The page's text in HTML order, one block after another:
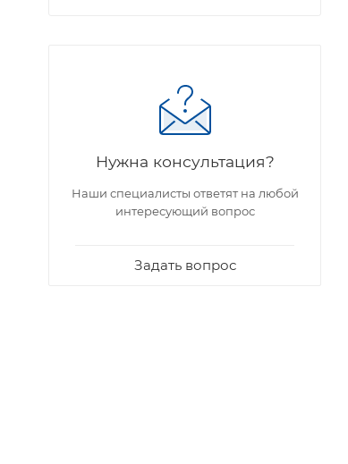
Нужна консультация?
Наши специалисты ответят на любой
интересующий вопрос
Задать вопрос